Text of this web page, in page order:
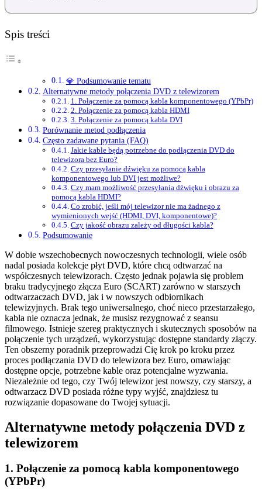
Spis treści
💎 Podsumowanie tematu
Alternatywne metody połączenia DVD z telewizorem
1. Połączenie za pomocą kabla komponentowego (YPbPr)
2. Połączenie za pomocą kabla HDMI
3. Połączenie za pomocą kabla DVI
Porównanie metod podłączenia
Często zadawane pytania (FAQ)
Jakie kable będą potrzebne do podłączenia DVD do
telewizora bez Euro?
Czy przesyłanie dźwięku za pomocą kabla
komponentowego lub DVI jest możliwe?
Czy mam możliwość przesyłania dźwięku i obrazu za
pomocą kabla HDMI?
Co zrobić, jeśli mój telewizor nie ma żadnego z
wymienionych wejść (HDMI, DVI, komponentowe)?
Czy jakość obrazu zależy od długości kabla?
Podsumowanie
W dobie wszechobecnych nowoczesnych technologii, wiele osób
nadal posiada kolekcje płyt DVD, które chcą odtwarzać na
współczesnych telewizorach. Często jednak pojawia się problem
braku tradycyjnego złącza Euro (SCART) zarówno w starszych
odtwarzaczach DVD, jak i w nowszych odbiornikach
telewizyjnych. Brak tego uniwersalnego, choć nieco przestarzałego,
kabla nie oznacza jednak, że musisz rezygnować z seansu
filmowego. Istnieje szereg praktycznych i skutecznych sposobów na
połączenie tych urządzeń, wykorzystując dostępne standardy złączy.
Ten obszerny poradnik przeprowadzi Cię krok po kroku przez
proces podłączania DVD do telewizora bez Euro, omawiając
dostępne opcje, potrzebne kable oraz potencjalne wyzwania.
Niezależnie od tego, czy Twój telewizor jest nowszy, czy starszy, a
odtwarzacz DVD posiada różne typy wyjść, znajdziesz tu
rozwiązanie dopasowane do Twojej sytuacji.
Alternatywne metody połączenia DVD z
telewizorem
1. Połączenie za pomocą kabla komponentowego
(YPbPr)